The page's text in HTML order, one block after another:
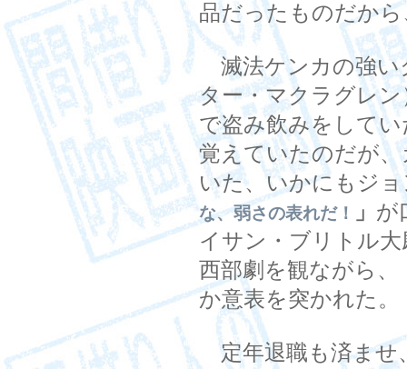
品だったものだか
滅法ケンカの強い
ター・マクラグレ
で盗み飲みをして
覚えていたのだが
いた、いかにもジ
な、弱さの表れだ！ 」 が
イサン・ブリトル
西部劇を観ながら
か意表を突かれた。
定年退職も済ませ